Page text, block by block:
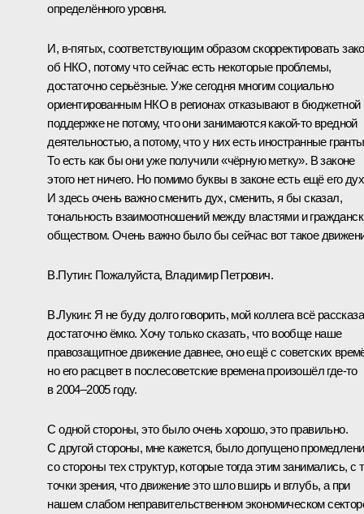
определённого уровня.
И, в‑пятых, соответствующим образом скорректировать
об НКО, потому что сейчас есть некоторые проблемы,
достаточно серьёзные. Уже сегодня многим социально
ориентированным НКО в регионах отказывают в бюджетной
поддержке не потому, что они занимаются какой‑то вредной
деятельностью, а потому, что у них есть иностранные
То есть как бы они уже получили «чёрную метку». В законе
этого нет ничего. Но помимо буквы в законе есть ещё его
И здесь очень важно сменить дух, сменить, я бы сказал,
тональность взаимоотношений между властями и
обществом. Очень важно было бы сейчас вот такое
В.Путин: Пожалуйста, Владимир Петрович.
В.Лукин: Я не буду долго говорить, мой коллега всё
достаточно ёмко. Хочу только сказать, что вообще наше
правозащитное движение давнее, оно ещё с советских
но его расцвет в послесоветские времена произошёл где‑то
в 2004–2005 году.
С одной стороны, это было очень хорошо, это правильно.
С другой стороны, мне кажется, было допущено
со стороны тех структур, которые тогда этим занимались, с
точки зрения, что движение это шло вширь и вглубь, а при
нашем слабом неправительственном экономическом